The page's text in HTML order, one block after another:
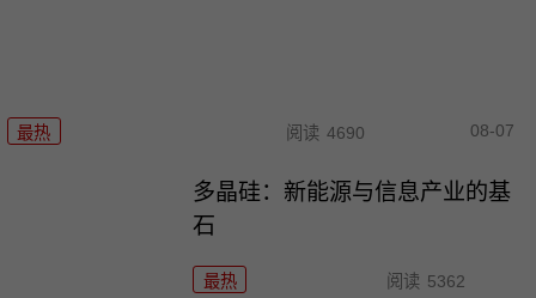
最热 阅读 4690 08-07
多晶硅：新能源与信息产业的基
石
最热 阅读 5362